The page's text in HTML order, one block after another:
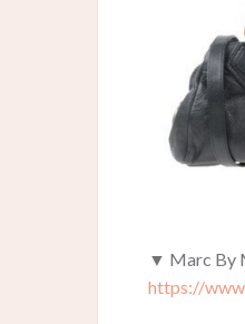
▼ Marc By
https://